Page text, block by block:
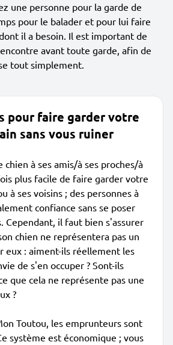
une personne pour la garde de
pour le balader et pour lui faire
il a besoin. Il est important de
avant toute garde, afin de
tout simplement.
pour faire garder votre
sans vous ruiner
chien à ses amis/à ses proches/à
plus facile de faire garder votre
à ses voisins ; des personnes à
confiance sans se poser
Cependant, il faut bien s'assurer
chien ne représentera pas un
eux : aiment-ils réellement les
de s'en occuper ? Sont-ils
que cela ne représente pas une
?
Toutou, les emprunteurs sont
système est économique ; vous